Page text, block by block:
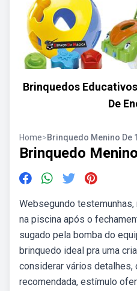
Brinquedos
De
Home>Brinquedo Menino De
Brinquedo
Websegundo
na piscina após o
sugado pela bomba do
brinquedo ideal pra uma
considerar vários detalhes,
recomendada, estímulo